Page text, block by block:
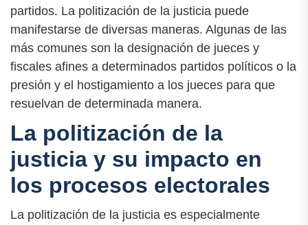
partidos. La politización de la justicia puede
manifestarse de diversas maneras. Algunas de las
más comunes son la designación de jueces y
fiscales afines a determinados partidos políticos o la
presión y el hostigamiento a los jueces para que
resuelvan de determinada manera.
La politización de la
justicia y su impacto en
los procesos electorales
La politización de la justicia es especialmente